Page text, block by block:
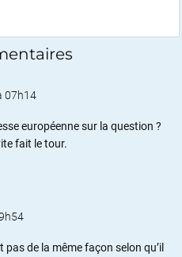
07h14
européenne sur la question ?
fait le tour.
de la même façon selon qu’il